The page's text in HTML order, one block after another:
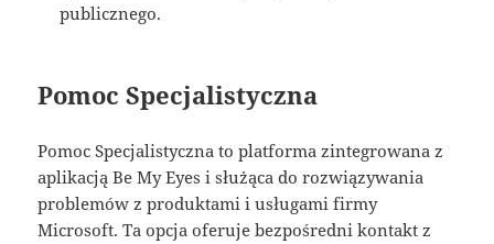
publicznego.
Pomoc Specjalistyczna
Pomoc Specjalistyczna to platforma zintegrowana z
aplikacją Be My Eyes i służąca do rozwiązywania
problemów z produktami i usługami firmy
Microsoft. Ta opcja oferuje bezpośredni kontakt z